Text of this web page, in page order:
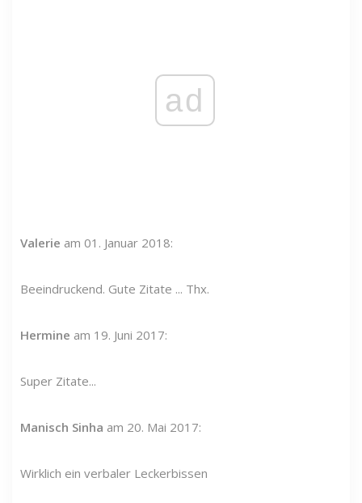
ad
Valerie am 01. Januar 2018:
Beeindruckend. Gute Zitate ... Thx.
Hermine am 19. Juni 2017:
Super Zitate...
Manisch Sinha am 20. Mai 2017:
Wirklich ein verbaler Leckerbissen